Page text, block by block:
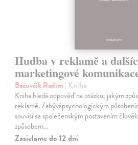
Hudba v reklamě a
marketingové
Bačuvčík Radim | Kniha
Kniha hledá odpověď na otázku, jakým
reklamě. Zabývápsychologickým
souvisí se společenským postavením
způsobem…
Zasielame do 12 dní